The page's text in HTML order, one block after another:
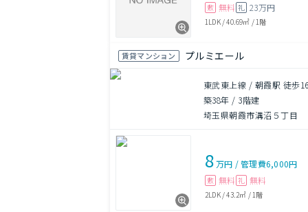
敷 無料 礼 23万円
1LDK/40.69㎡ / 1階
賃貸マンション プルミエール
東武東上線 / 朝霞駅 徒歩
築38年 / 3階建
埼玉県朝霞市溝沼５丁目
8万円 /管理費6,000円
敷 無料 礼 無料
2LDK/43.2㎡ / 1階